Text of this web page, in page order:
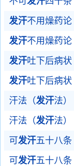
发汗不用燥药论
发汗不用燥药论
发汗吐下后病状
发汗吐下后病状
汗法（发汗法）
汗法（发汗法）
可 发汗五十八条
可 发汗五十八条